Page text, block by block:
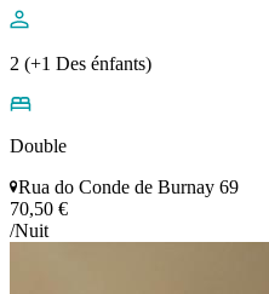
2 (+1 Des énfants)
Double
Rua do Conde de Burnay 69
70,50 €
/Nuit